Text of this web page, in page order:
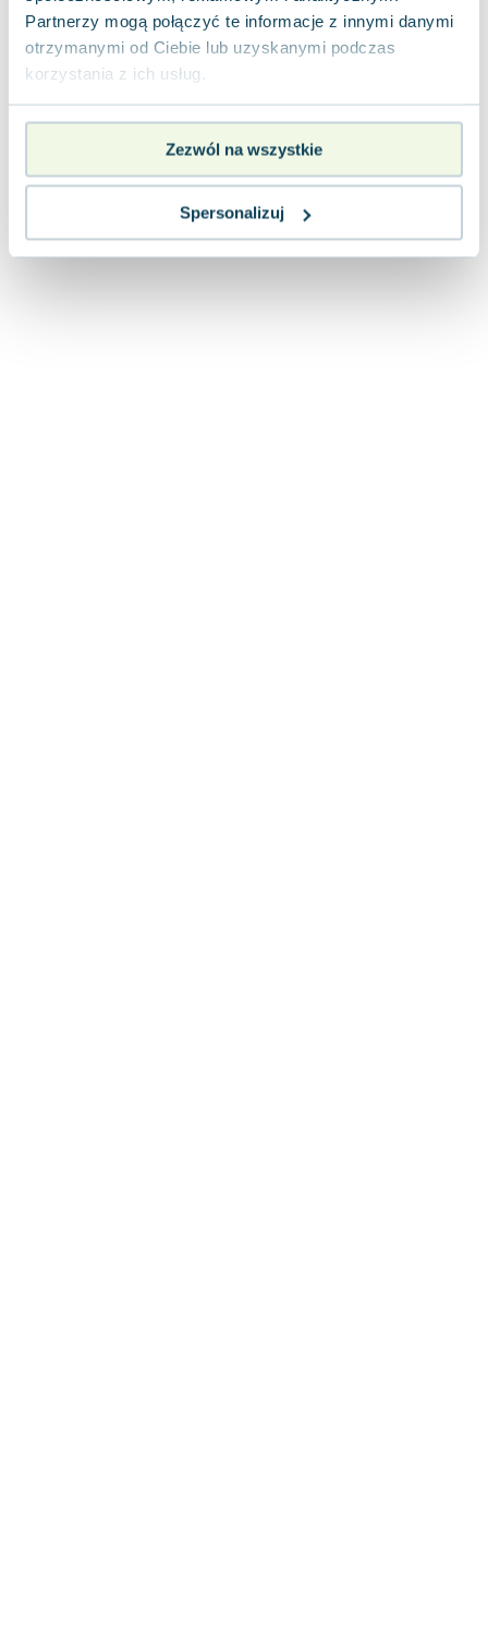
Partnerzy mogą połączyć te informacje z innymi danymi
otrzymanymi od Ciebie lub uzyskanymi podczas
korzystania z ich usług.
Zezwól na wszystkie
Spersonalizuj
Lorraine Warren
Ajahn Brahm
Lucinda Riley